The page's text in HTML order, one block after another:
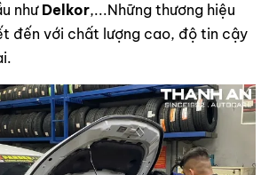
nhưDelkor,...Những thương hiệu
đến với chất lượng cao, độ tin cậy